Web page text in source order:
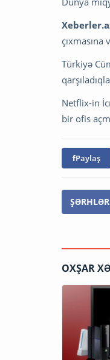
çıxmasına
Türkiyə
Netflix-in
bir ofis
Paylaş
ŞƏRHLƏR
OXŞAR